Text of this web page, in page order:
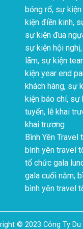
bóng rổ, sự
kiện điền kinh,
sự kiện đua
sự kiện hội
lãm, sự kiện
kiện year end
khách hàng, sự
kiện báo chí, sự
tuyến, lễ khai
khai trương
Bình Yên
bình yên travel
tổ chức gala
gala cuối năm,
bình yên travel
© 2023 Công Ty Du